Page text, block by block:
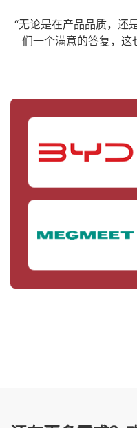
“无论是在产品品质，还
们一个满意的答复，这